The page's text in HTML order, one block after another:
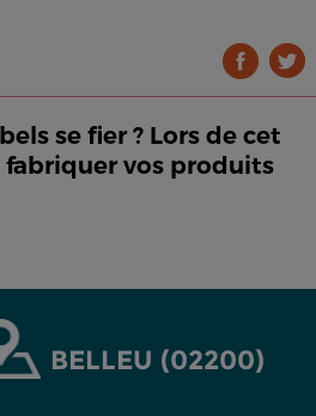
se fier ? Lors de cet
fabriquer vos produits
BELLEU (02200)